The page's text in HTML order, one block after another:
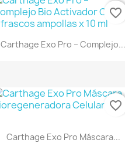
Vista rápida
Carthage Exo Pro – Complejo...
favorite_border
Vista rápida
Carthage Exo Pro Máscara...
favorite_border